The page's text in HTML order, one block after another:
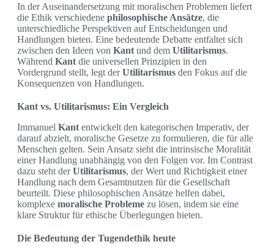
In der Auseinandersetzung mit moralischen Problemen liefert
die Ethik verschiedene philosophische Ansätze, die
unterschiedliche Perspektiven auf Entscheidungen und
Handlungen bieten. Eine bedeutende Debatte entfaltet sich
zwischen den Ideen von Kant und dem Utilitarismus.
Während Kant die universellen Prinzipien in den
Vordergrund stellt, legt derUtilitarismus den Fokus auf die
Konsequenzen von Handlungen.
Kant vs. Utilitarismus: Ein Vergleich
Immanuel Kant entwickelt den kategorischen Imperativ, der
darauf abzielt, moralische Gesetze zu formulieren, die für alle
Menschen gelten. Sein Ansatz sieht die intrinsische Moralität
einer Handlung unabhängig von den Folgen vor. Im Contrast
dazu steht derUtilitarismus, der Wert und Richtigkeit einer
Handlung nach dem Gesamtnutzen für die Gesellschaft
beurteilt. Diese philosophischen Ansätze helfen dabei,
komplexe moralische Probleme zu lösen, indem sie eine
klare Struktur für ethische Überlegungen bieten.
Die Bedeutung der Tugendethik heute